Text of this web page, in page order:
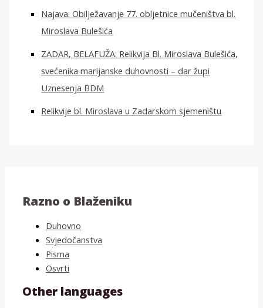
Najava: Obilježavanje 77. obljetnice mučeništva bl.
Miroslava Bulešića
ZADAR, BELAFUŽA: Relikvija Bl. Miroslava Bulešića,
svećenika marijanske duhovnosti – dar župi
Uznesenja BDM
Relikvije bl. Miroslava u Zadarskom sjemeništu
Razno o Blaženiku
Duhovno
Svjedočanstva
Pisma
Osvrti
Other languages